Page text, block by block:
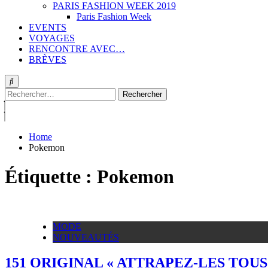
PARIS FASHION WEEK 2019
Paris Fashion Week
EVENTS
VOYAGES
RENCONTRE AVEC…
BRÈVES
Rechercher :
Home
Pokemon
Étiquette : Pokemon
MODE
NOUVEAUTÉS
151 ORIGINAL « ATTRAPEZ-LES